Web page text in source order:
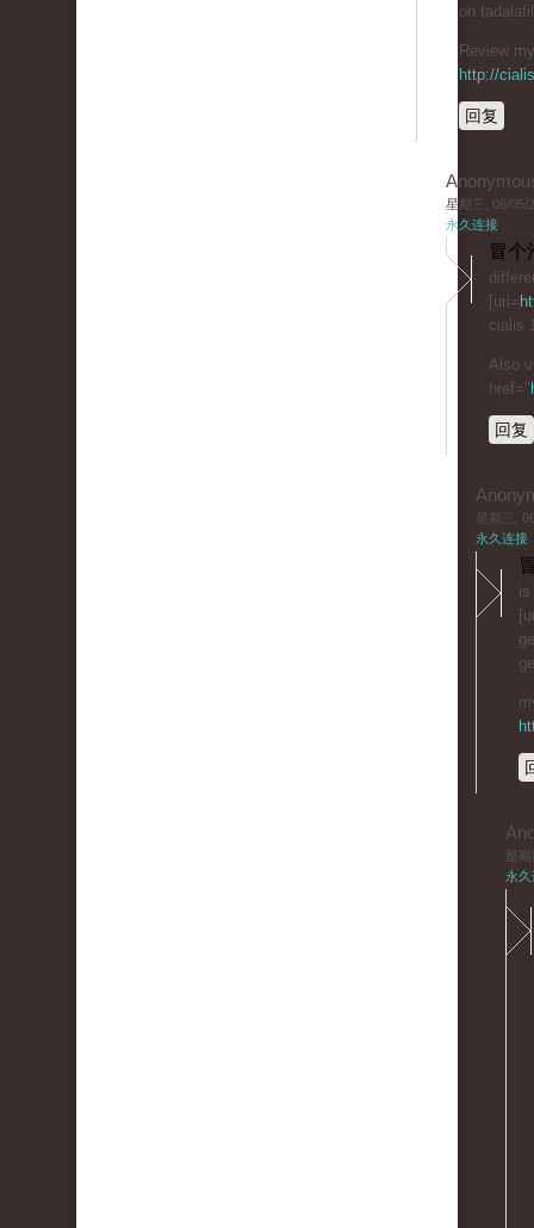
on
Review
http://
回复
星期三, 06/05/
永久连接
冒个
[url=
cialis
Also
href="
回复
星期三,
永久连接
is
星
永久